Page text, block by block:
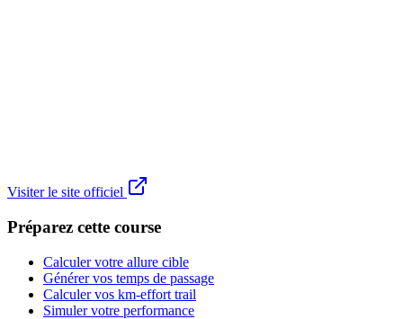
Visiter le site officiel
Préparez cette course
Calculer votre allure cible
Générer vos temps de passage
Calculer vos km-effort trail
Simuler votre performance